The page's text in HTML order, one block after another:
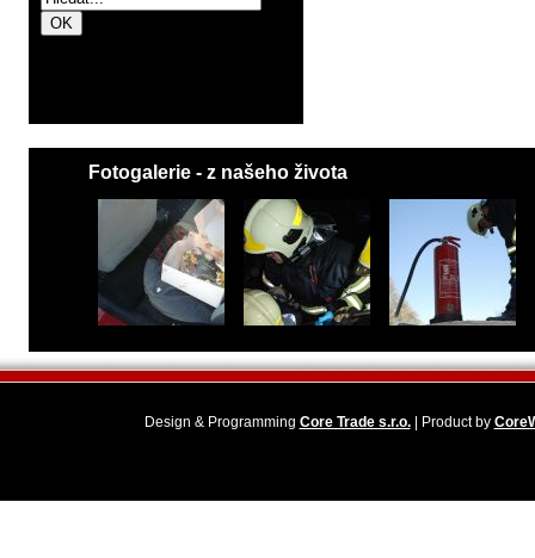
Fotogalerie - z našeho života
Design & Programming Core Trade s.r.o.| Product by